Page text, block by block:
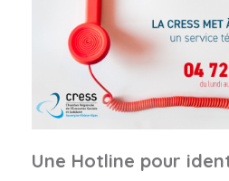
Une Hotline pour